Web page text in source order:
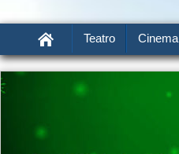
Teatro Cinema